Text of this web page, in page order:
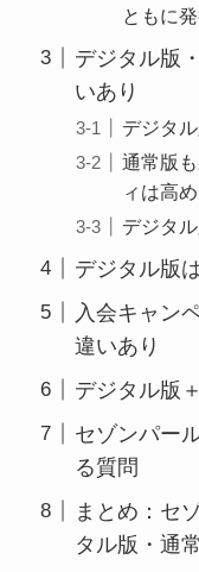
ともに
デジタル版
いあり
デジタ
通常版
ィは高め
デジタ
デジタル版
入会キャン
違いあり
デジタル版
セゾンパー
る質問
まとめ：セ
タル版・通